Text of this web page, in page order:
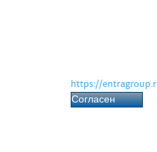
https://
Согласен